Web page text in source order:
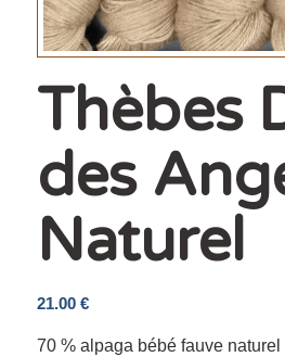
Thèbes
des
Naturel
21.00 €
70 % alpaga bébé fauve naturel